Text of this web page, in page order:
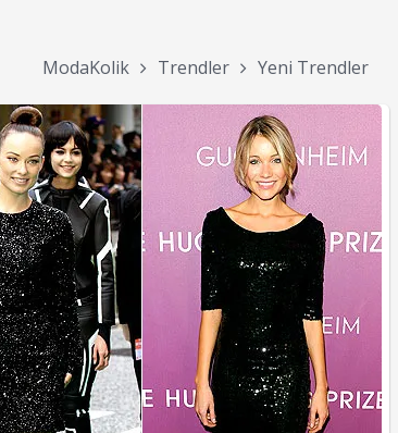
ModaKolik Trendler Yeni Trendler